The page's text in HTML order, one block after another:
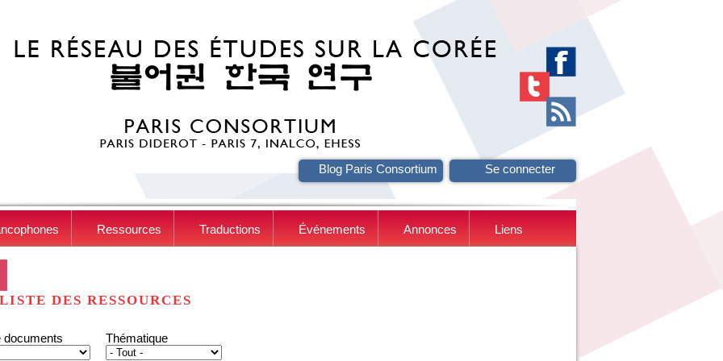
Blog Paris Consortium Se connecter
Ressources Traductions Événements Annonces Liens
LISTE DES RESSOURCES
documents Thématique